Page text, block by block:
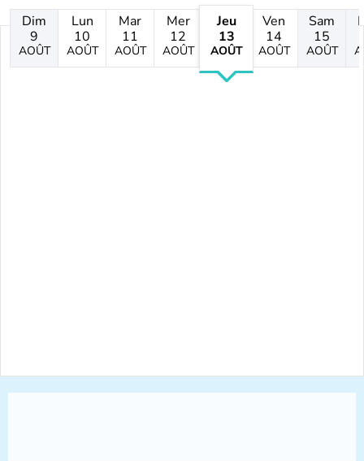
Dim
9
AOÛT
Lun
10
AOÛT
Mar
11
AOÛT
Mer
12
AOÛT
Jeu
13
AOÛT
Ven
14
AOÛT
Sam
15
AOÛT